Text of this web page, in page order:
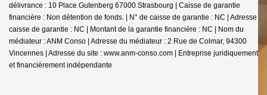
délivrance : 10 Place Gutenberg 67000 Strasbourg | Caisse de garantie
financière : Non détention de fonds. | N° de caisse de garantie : NC | Adresse
caisse de garantie : NC | Montant de la garantie financière : NC | Nom du
médiateur : ANM Conso | Adresse du médiateur : 2 Rue de Colmar, 94300
Vincennes | Adresse du site : www.anm-conso.com | Entreprise juridiquement
et financièrement indépendante